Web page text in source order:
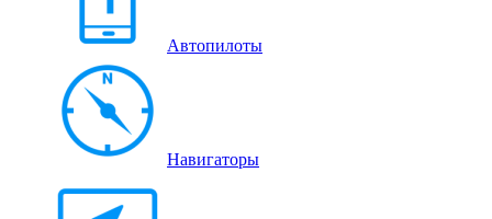
Автопилоты
Навигаторы